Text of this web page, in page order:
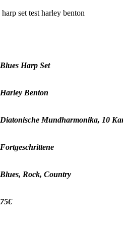
Blues Harp Set
Harley Benton
Diatonische Mundharmonika, 10
Fortgeschrittene
Blues, Rock, Country
75€